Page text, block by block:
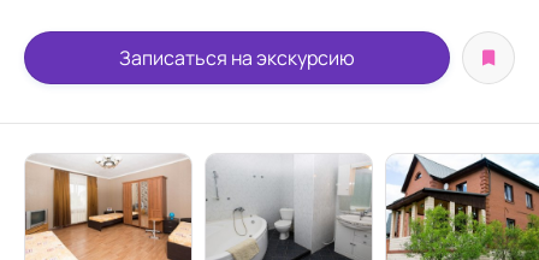
Записаться на экскурсию